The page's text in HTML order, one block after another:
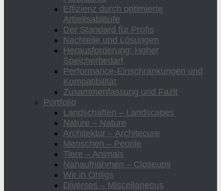
Effizienz durch optimierte
Arbeitsabläufe
Der Standard für Profis
Nachteile und Lösungen
Herausforderung: Hoher
Speicherbedarf
Performance-Einschränkungen und
Kompatibilität
Zusammenfassung und Fazit
Portfolio
Landschaften – Landscapes
Nature – Nature
Architektur – Architecure
Menschen – People
Tiere – Animals
Nahaufnahmen – Closeups
Wir in Ohligs
Diverses – Miscellaneous